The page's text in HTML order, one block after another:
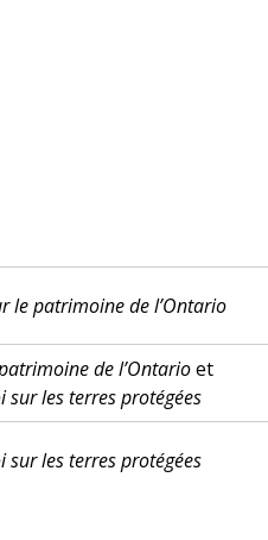
le patrimoine de l’Ontario
de l’Ontarioet
sur les terres protégées
sur les terres protégées